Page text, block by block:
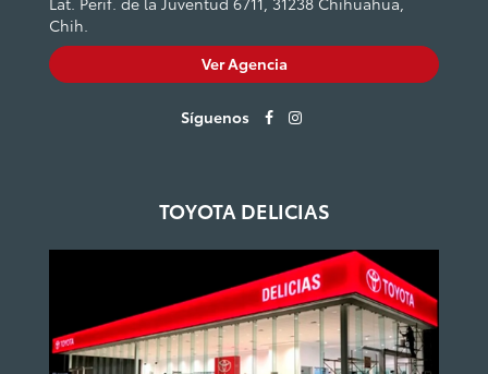
Chih.
Ver Agencia
Síguenos
TOYOTA DELICIAS